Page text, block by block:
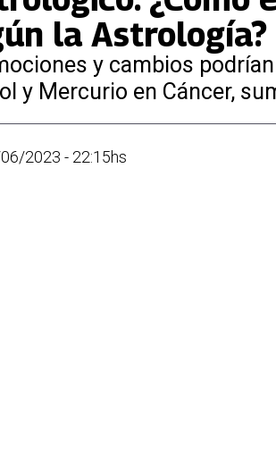
la Astrología?
y cambios
y Mercurio en Cáncer,
2023 - 22:15hs